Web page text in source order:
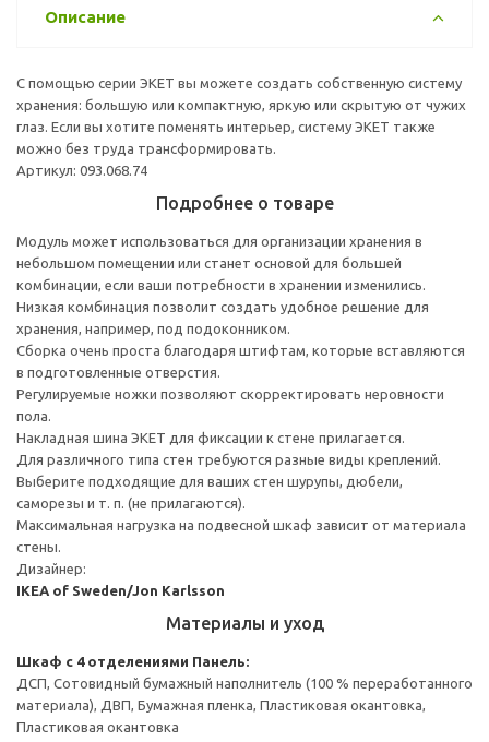
Описание
С помощью серии ЭКЕТ вы можете создать собственную систему
хранения: большую или компактную, яркую или скрытую от чужих
глаз. Если вы хотите поменять интерьер, систему ЭКЕТ также
можно без труда трансформировать.
Артикул: 093.068.74
Подробнее о товаре
Модуль может использоваться для организации хранения в
небольшом помещении или станет основой для большей
комбинации, если ваши потребности в хранении изменились.
Низкая комбинация позволит создать удобное решение для
хранения, например, под подоконником.
Сборка очень проста благодаря штифтам, которые вставляются
в подготовленные отверстия.
Регулируемые ножки позволяют скорректировать неровности
пола.
Накладная шина ЭКЕТ для фиксации к стене прилагается.
Для различного типа стен требуются разные виды креплений.
Выберите подходящие для ваших стен шурупы, дюбели,
саморезы и т. п. (не прилагаются).
Максимальная нагрузка на подвесной шкаф зависит от материала
стены.
Дизайнер:
IKEA of Sweden/Jon Karlsson
Материалы и уход
Шкаф с 4 отделениями Панель:
ДСП, Сотовидный бумажный наполнитель (100 % переработанного
материала), ДВП, Бумажная пленка, Пластиковая окантовка,
Пластиковая окантовка